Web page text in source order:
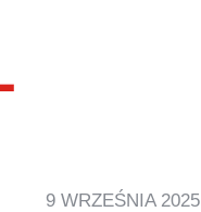
9 WRZEŚNIA 2025